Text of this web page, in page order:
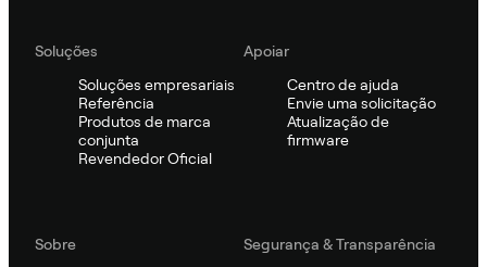
Soluções
Soluções empresariais
Referência
Produtos de marca
conjunta
Revendedor Oficial
Apoiar
Centro de ajuda
Envie uma solicitação
Atualização de
firmware
Sobre
Segurança & Transparência